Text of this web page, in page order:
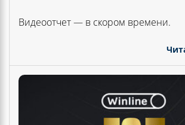
Видеоотчет — в скором времени.